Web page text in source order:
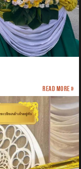
Read more »